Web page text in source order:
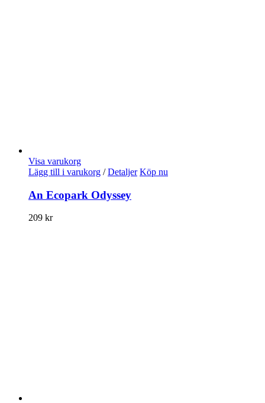
Visa varukorg
Lägg till i varukorg / Detaljer Köp nu
An Ecopark Odyssey
209 kr